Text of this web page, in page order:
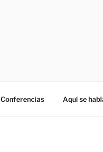
Conferencias Aquí se